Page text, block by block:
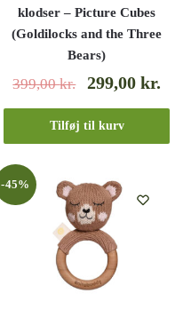
klodser – Picture Cubes
(Goldilocks and the Three
Bears)
399,00kr. 299,00kr.
Tilføj til kurv
-45%